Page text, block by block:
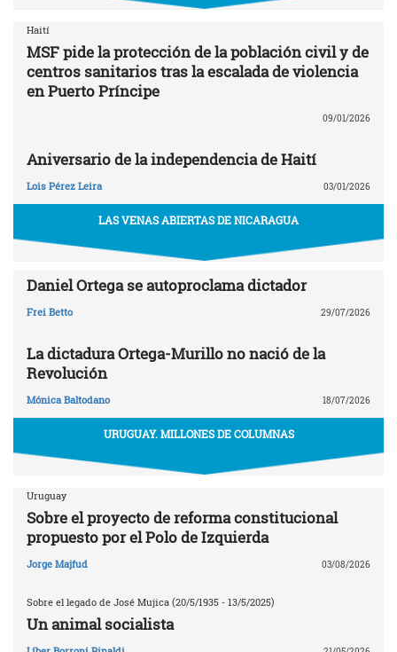
Haití
MSF pide la protección de la población civil y de
centros sanitarios tras la escalada de violencia
en Puerto Príncipe
09/01/2026
Aniversario de la independencia de Haití
Lois Pérez Leira 03/01/2026
LAS VENAS ABIERTAS DE NICARAGUA
Daniel Ortega se autoproclama dictador
Frei Betto 29/07/2026
La dictadura Ortega-Murillo no nació de la
Revolución
Mónica Baltodano 18/07/2026
URUGUAY. MILLONES DE COLUMNAS
Uruguay
Sobre el proyecto de reforma constitucional
propuesto por el Polo de Izquierda
Jorge Majfud 03/08/2026
Sobre el legado de José Mujica (20/5/1935 - 13/5/2025)
Un animal socialista